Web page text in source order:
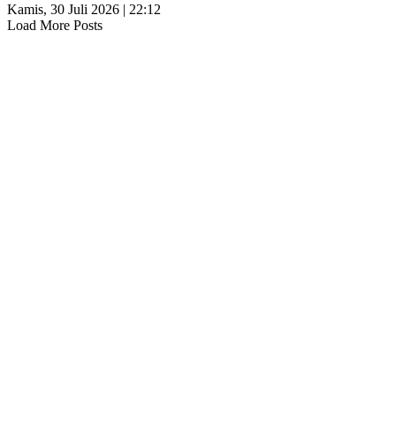
Kamis, 30 Juli 2026 | 22:12
Load More Posts